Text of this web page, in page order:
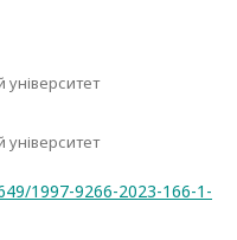
університет
університет
1997-9266-2023-166-1-